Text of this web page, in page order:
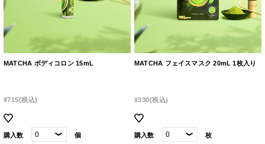
MATCHA ボディコロン 15mL
¥715(税込)
購入数 個
MATCHA フェイスマスク 20mL 1枚入り
¥330(税込)
購入数 枚